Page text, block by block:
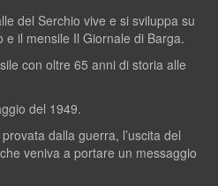
del Serchio vive e si sviluppa su
il mensile Il Giornale di Barga.
con oltre 65 anni di storia alle
del 1949.
dalla guerra, l’uscita del
veniva a portare un messaggio